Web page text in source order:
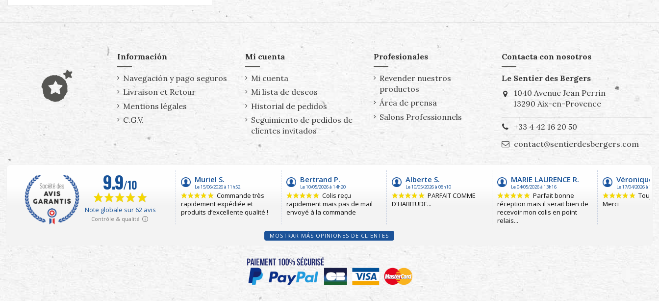
Información
Navegación y pago seguros
Livraison et Retour
Mentions légales
C.G.V.
Mi cuenta
Mi cuenta
Mi lista de deseos
Historial de pedidos
Seguimiento de pedidos de
clientes invitados
Profesionales
Revender nuestros
productos
Área de prensa
Salons Professionnels
Contacta con nosotros
Le Sentier des Bergers
1040 Avenue Jean Perrin
13290 Aix-en-Provence
+33 4 42 16 20 50
contact@sentierdesbergers.com
MOSTRAR MÁS OPINIONES DE CLIENTES